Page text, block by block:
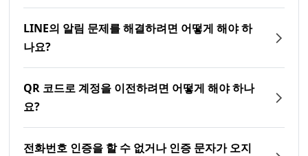
LINE의 알림 문제를 해결하려면 어떻게 해야 하
나요?
QR 코드로 계정을 이전하려면 어떻게 해야 하나
요?
전화번호 인증을 할 수 없거나 인증 문자가 오지